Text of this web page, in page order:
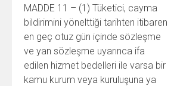
MADDE 11 – (1) Tüketici, cayma
bildirimini yönelttiği tarihten itibaren
en geç otuz gün içinde sözleşme
ve yan sözleşme uyarınca ifa
edilen hizmet bedelleri ile varsa bir
kamu kurum veya kuruluşuna ya